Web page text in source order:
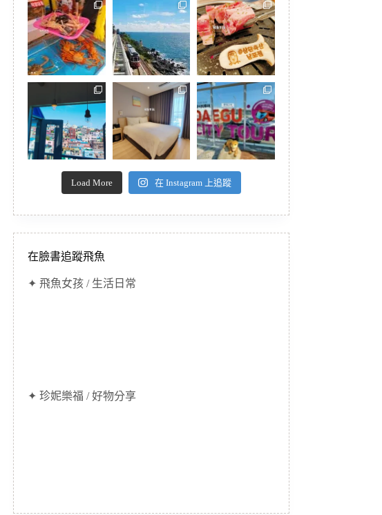
Load More 在 Instagram 上追蹤
在臉書追蹤飛魚
✦ 飛魚女孩 / 生活日常
✦ 珍妮樂福 / 好物分享